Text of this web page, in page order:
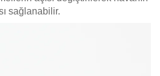
sağlanabilir.